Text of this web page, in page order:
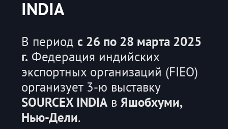
INDIA
В период с 26 по 28 марта 2025
г. Федерация индийских
экспортных организаций (FIEO)
организует 3-ю выставку
SOURCEX INDIA в Яшобхуми,
Нью-Дели.